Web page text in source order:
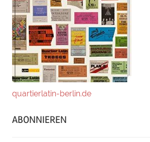
quartierlatin-berlin.de
ABONNIEREN